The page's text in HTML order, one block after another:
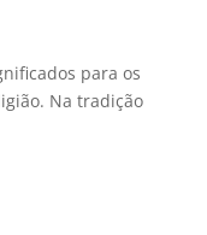
para os
Na tradição